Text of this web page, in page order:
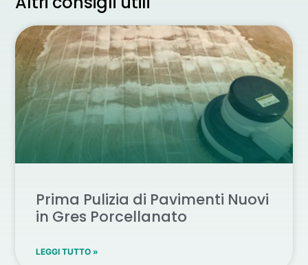
Prima Pulizia di Pavimenti Nuovi
in Gres Porcellanato
LEGGI TUTTO »